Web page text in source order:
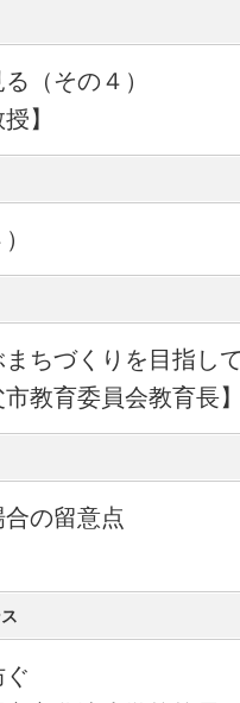
（その４）
】
まちづくりを目指し
市教育委員会教育長
の留意点